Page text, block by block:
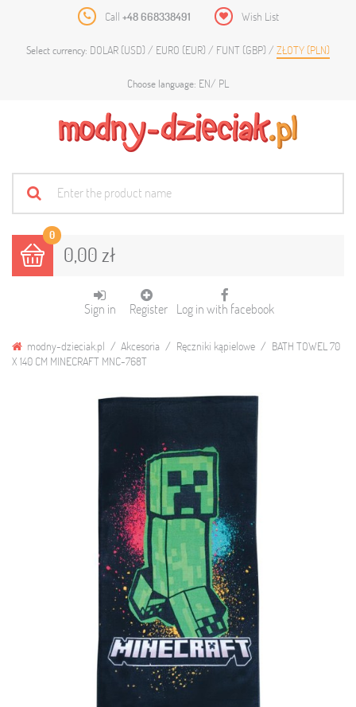
Call +48 668338491 Wish List
Select currency: DOLAR (USD) EURO (EUR) FUNT (GBP) ZŁOTY (PLN)
Choose language: EN PL
0
0,00 zł
Sign in Register Log in with facebook
modny-dzieciak.pl Akcesoria Ręczniki kąpielowe
BATH TOWEL 70
X 140 CM MINECRAFT MNC-768T